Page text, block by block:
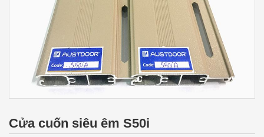
Cửa cuốn siêu êm S50i